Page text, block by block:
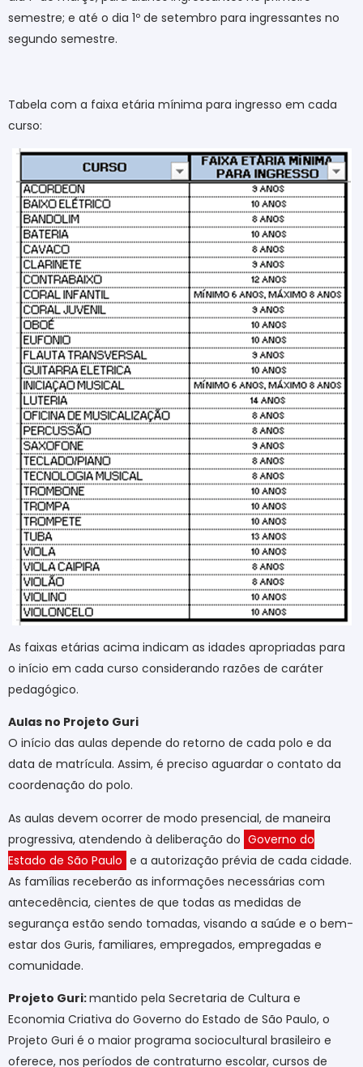
semestre; e até o dia 1º de setembro para ingressantes no
segundo semestre.
Tabela com a faixa etária mínima para ingresso em cada
curso:
As faixas etárias acima indicam as idades apropriadas para
o início em cada curso considerando razões de caráter
pedagógico.
Aulas no Projeto Guri
O início das aulas depende do retorno de cada polo e da
data de matrícula. Assim, é preciso aguardar o contato da
coordenação do polo.
As aulas devem ocorrer de modo presencial, de maneira
progressiva, atendendo à deliberação do Governo do
Estado de São Paulo e a autorização prévia de cada cidade.
As famílias receberão as informações necessárias com
antecedência, cientes de que todas as medidas de
segurança estão sendo tomadas, visando a saúde e o bem-
estar dos Guris, familiares, empregados, empregadas e
comunidade.
Projeto Guri:mantido pela Secretaria de Cultura e
Economia Criativa do Governo do Estado de São Paulo, o
Projeto Guri é o maior programa sociocultural brasileiro e
oferece, nos períodos de contraturno escolar, cursos de